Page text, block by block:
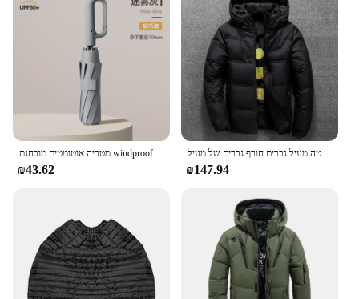
₪43.62
לבן ברווז למטה מעיל גברים חורף גברים של מעיל Windproof נשלף כובע מעיילים מוצק צבע חיצוני מקרית סלעית מעיל בגדים
₪147.94